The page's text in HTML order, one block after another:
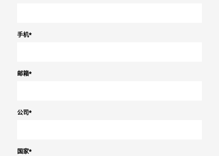
手机*
邮箱*
公司*
国家*